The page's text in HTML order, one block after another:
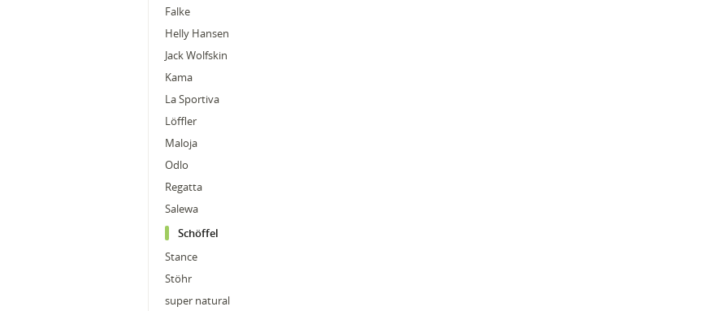
Falke
Helly Hansen
Jack Wolfskin
Kama
La Sportiva
Löffler
Maloja
Odlo
Regatta
Salewa
Schöffel
Stance
Stöhr
super natural